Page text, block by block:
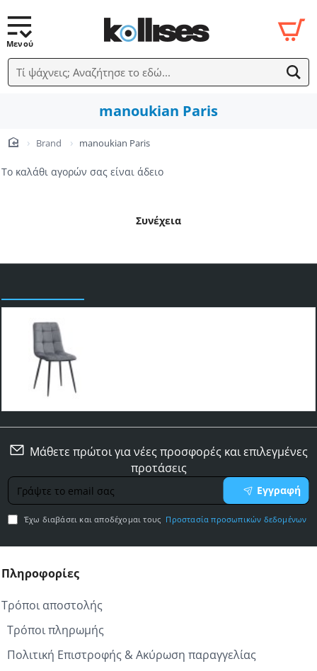
Τί ψάχνεις; Αναζήτησε το εδώ...
manoukian Paris
Brand manoukian Paris
Το καλάθι αγορών σας είναι άδειο
Συνέχεια
Μάθετε πρώτοι για νέες προσφορές και επιλεγμένες
προτάσεις
Γράψτε
το
email
σας
Εγγραφή
Έχω διαβάσει και αποδέχομαι τους Προστασία προσωπικών δεδομένων
Πληροφορίες
Τρόποι αποστολής
Τρόποι πληρωμής
Πολιτική Επιστροφής & Ακύρωση παραγγελίας